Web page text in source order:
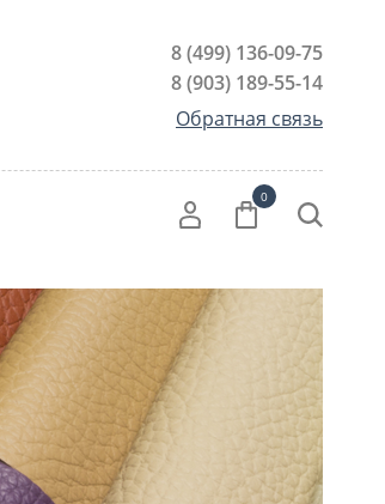
8 (499) 136-09-75
8 (903) 189-55-14
Обратная связь
0